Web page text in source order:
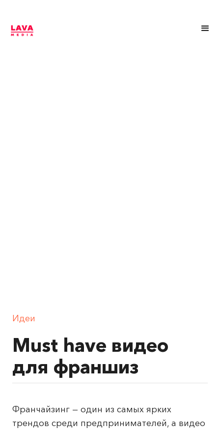
Идеи
Must have видео
для франшиз
Франчайзинг — один из самых ярких
трендов среди предпринимателей, а видео